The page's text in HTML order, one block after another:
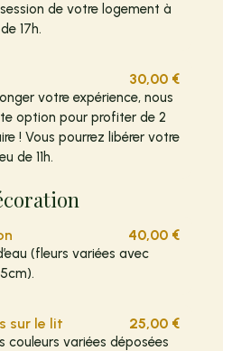
de votre logement à
17h.
30,00 €
votre expérience, nous
option pour profiter de 2
! Vous pourrez libérer votre
de 11h.
40,00 €
(fleurs variées avec
sur le lit 25,00 €
couleurs variées déposées